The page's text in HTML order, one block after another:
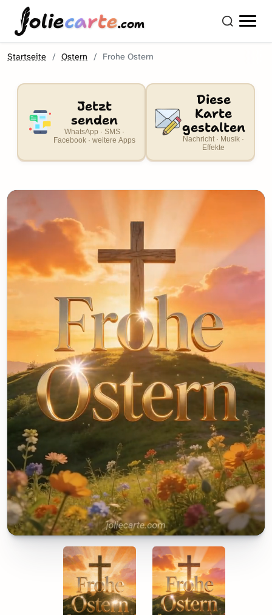
oliecarte.com
Startseite Ostern Frohe Ostern
Jetzt
senden
WhatsApp · SMS ·
Facebook · weitere Apps
Diese
Karte
gestalten
Nachricht · Musik ·
Effekte